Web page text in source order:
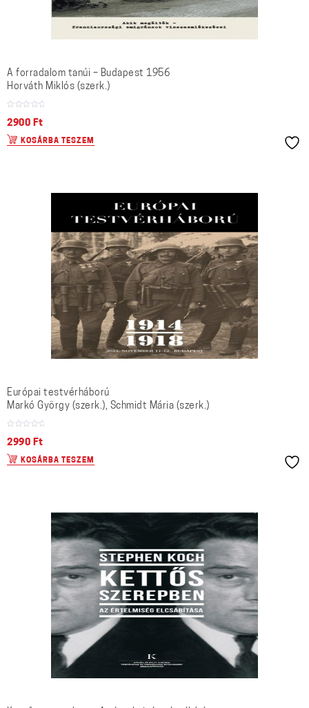
A forradalom tanúi – Budapest 1956
Horváth Miklós (szerk.)
2900 Ft
KOSÁRBA TESZEM
Európai testvérháború
Markó György (szerk.), Schmidt Mária (szerk.)
2990 Ft
KOSÁRBA TESZEM